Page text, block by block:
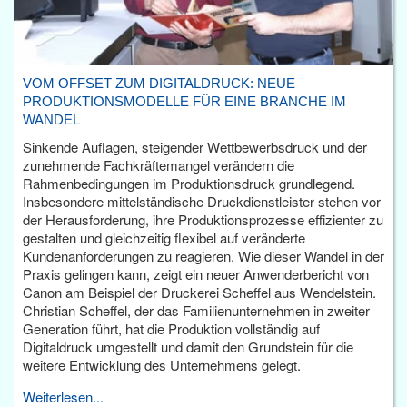
VOM OFFSET ZUM DIGITALDRUCK: NEUE
PRODUKTIONSMODELLE FÜR EINE BRANCHE IM
WANDEL
Sinkende Auflagen, steigender Wettbewerbsdruck und der
zunehmende Fachkräftemangel verändern die
Rahmenbedingungen im Produktionsdruck grundlegend.
Insbesondere mittelständische Druckdienstleister stehen vor
der Herausforderung, ihre Produktionsprozesse effizienter zu
gestalten und gleichzeitig flexibel auf veränderte
Kundenanforderungen zu reagieren. Wie dieser Wandel in der
Praxis gelingen kann, zeigt ein neuer Anwenderbericht von
Canon am Beispiel der Druckerei Scheffel aus Wendelstein.
Christian Scheffel, der das Familienunternehmen in zweiter
Generation führt, hat die Produktion vollständig auf
Digitaldruck umgestellt und damit den Grundstein für die
weitere Entwicklung des Unternehmens gelegt.
Weiterlesen...